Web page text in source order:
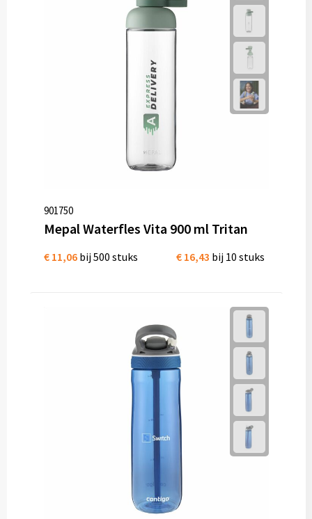
901750
Mepal Waterfles Vita 900 ml Tritan
€ 11,06 bij 500 stuks € 16,43 bij 10 stuks